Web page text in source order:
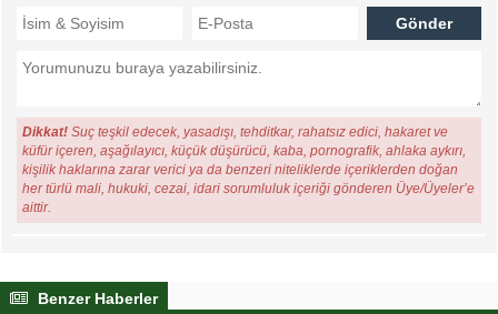
Dikkat! Suç teşkil edecek, yasadışı, tehditkar, rahatsız edici, hakaret ve
küfür içeren, aşağılayıcı, küçük düşürücü, kaba, pornografik, ahlaka aykırı,
kişilik haklarına zarar verici ya da benzeri niteliklerde içeriklerden doğan
her türlü mali, hukuki, cezai, idari sorumluluk içeriği gönderen Üye/Üyeler’e
aittir.
Benzer Haberler